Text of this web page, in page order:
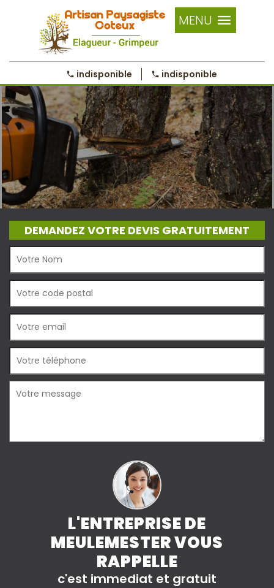
MENU
indisponible indisponible
DEMANDEZ VOTRE DEVIS GRATUITEMENT
L'ENTREPRISE DE
MEULEMESTER VOUS
RAPPELLE
c'est immediat et gratuit